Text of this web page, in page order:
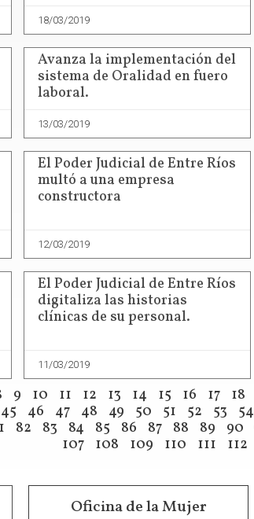
18/03/2019
Avanza la implementación del
sistema de Oralidad en fuero
laboral.
13/03/2019
El Poder Judicial de Entre Ríos
multó a una empresa
constructora
12/03/2019
El Poder Judicial de Entre Ríos
digitaliza las historias
clínicas de su personal.
11/03/2019
9 10 11 12 13 14 15 16 17 18
45 46 47 48 49 50 51 52 53 54
82 83 84 85 86 87 88 89 90
107
108 109 110 111 112
Oficina de la Mujer